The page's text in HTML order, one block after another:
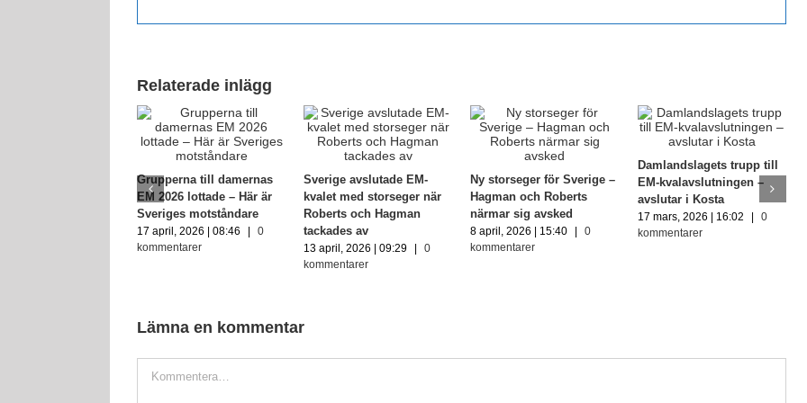
Relaterade inlägg
Grupperna till damernas
EM 2026 lottade – Här är
Sveriges motståndare
17 april, 2026 | 08:46
0
kommentarer
Sverige avslutade EM-
kvalet med storseger när
Roberts och Hagman
tackades av
13 april, 2026 | 09:29
0
kommentarer
Ny storseger för Sverige –
Hagman och Roberts
närmar sig avsked
8 april, 2026 | 15:40
0
kommentarer
Damlandslagets trupp till
EM-kvalavslutningen –
avslutar i Kosta
17 mars, 2026 | 16:02
0
kommentarer
Lämna en kommentar